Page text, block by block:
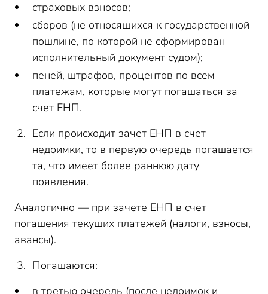
страховых взносов;
сборов (не относящихся к государственной
пошлине, по которой не сформирован
исполнительный документ судом);
пеней, штрафов, процентов по всем
платежам, которые могут погашаться за
счет ЕНП.
Если происходит зачет ЕНП в счет
недоимки, то в первую очередь погашается
та, что имеет более раннюю дату
появления.
Аналогично — при зачете ЕНП в счет
погашения текущих платежей (налоги, взносы,
авансы).
Погашаются:
в третью очередь (после недоимок и